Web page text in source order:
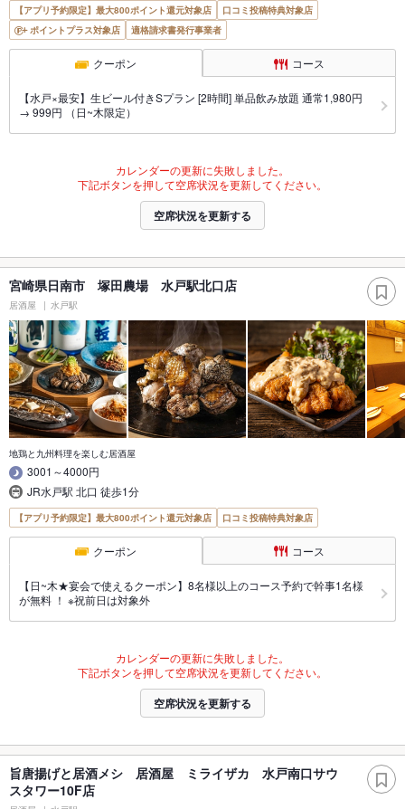
【アプリ予約限定】最大800ポイント還元対象店
口コミ投稿特典対象店
ポイントプラス対象店
適格請求書発行事業者
クーポン コース
【水戸×最安】生ビール付きSプラン [2時間] 単品飲み放題 通常1,980円
→ 999円 （日~木限定）
カレンダーの更新に失敗しました。
下記ボタンを押して空席状況を更新してください。
空席状況を更新する
宮崎県日南市 塚田農場 水戸駅北口店
居酒屋 水戸駅
地鶏と九州料理を楽しむ居酒屋
3001～4000円
JR水戸駅 北口 徒歩1分
【アプリ予約限定】最大800ポイント還元対象店 口コミ投稿特典対象店
クーポン コース
【日~木★宴会で使えるクーポン】8名様以上のコース予約で幹事1名様
が無料 ！ ※祝前日は対象外
カレンダーの更新に失敗しました。
下記ボタンを押して空席状況を更新してください。
空席状況を更新する
旨唐揚げと居酒メシ 居酒屋 ミライザカ 水戸南口サウ
スタワー10F店